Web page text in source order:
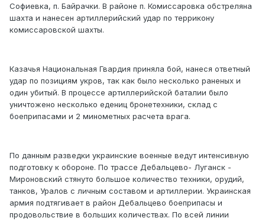
Софиевка, п. Байрачки. В районе п. Комиссаровка обстреляна
шахта и нанесен артиллерийский удар по террикону
комиссаровской шахты.
Казачья Национальная Гвардия приняла бой, нанеся ответный
удар по позициям укров, так как было несколько раненых и
один убитый. В процессе артиллерийской баталии было
уничтожено несколько едениц бронетехники, склад с
боеприпасами и 2 минометных расчета врага.
По данным разведки украинские военные ведут интенсивную
подготовку к обороне. По трассе Дебальцево- Луганск -
Мироновский стянуто большое количество техники, орудий,
танков, Уралов с личным составом и артиллерии. Украинская
армия подтягивает в район Дебальцево боеприпасы и
продовольствие в больших количествах. По всей линии